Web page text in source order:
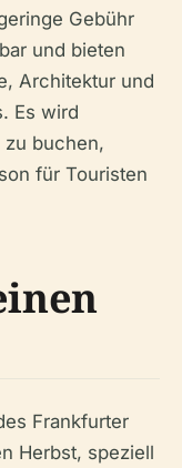
Gebühr
und bieten
Architektur und
Es wird
zu buchen,
für Touristen
Frankfurter
Herbst, speziell